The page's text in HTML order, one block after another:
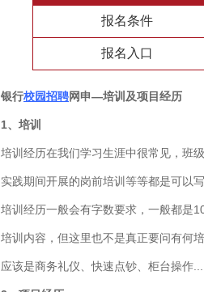
报名条件
报名入口
银行校园招聘网申—培训及项目经历
1、培训
培训经历在我们学习生涯中很常见，班
实践期间开展的岗前培训等等都是可以
培训经历一般会有字数要求，一般都是
培训内容，但这里也不是真正要问有何
应该是商务礼仪、快速点钞、柜台操作